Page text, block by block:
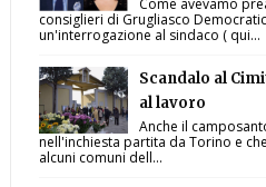
Come avevamo
consiglieri di Grugliasco
un'interrogazione al sindaco ( qui...
Scandalo al
al lavoro
Anche il
nell'inchiesta partita da Torino e
alcuni comuni dell...